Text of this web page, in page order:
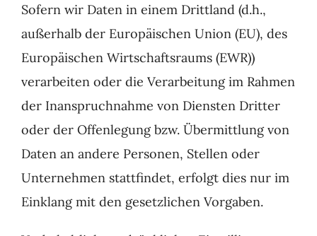
Sofern wir Daten in einem Drittland (d.h.,
außerhalb der Europäischen Union (EU), des
Europäischen Wirtschaftsraums (EWR))
verarbeiten oder die Verarbeitung im Rahmen
der Inanspruchnahme von Diensten Dritter
oder der Offenlegung bzw. Übermittlung von
Daten an andere Personen, Stellen oder
Unternehmen stattfindet, erfolgt dies nur im
Einklang mit den gesetzlichen Vorgaben.